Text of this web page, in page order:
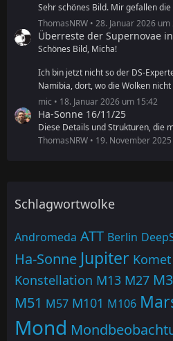
Sehr schönes Bild. Mir gefallen die
ThomasNRW
28. Januar 2026 um
Überreste der Supernovae
Schönes Bild, Micha!
Ich bin jetzt nicht so der DS-
Namibia, dort, wo die Wolken nicht
mic
18. Januar 2026 um 15:42
Ha-Sonne 16/11/25
Diese Details und Strukturen, die
ThomasNRW
19. November
Schlagwortwolke
Andromeda ATT Berlin
Ha-Sonne Jupiter Komet
Konstellation M13 M27
M51 M57 M101 M106
Mond